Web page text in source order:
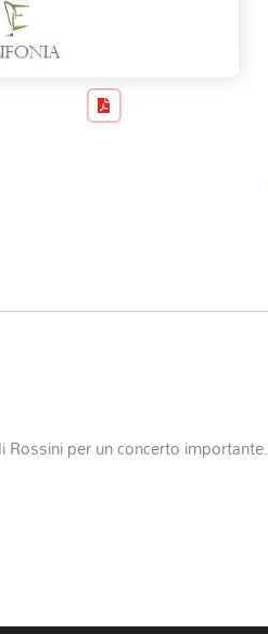
Rossini per un concerto importante.